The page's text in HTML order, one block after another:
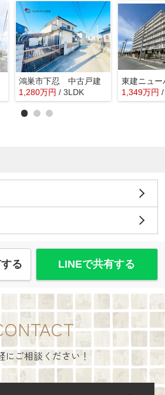
鴻巣市下忍 中古戸建
1,280万円 / 3LDK 1,349万円
る LINEで共有する
にご相談ください！